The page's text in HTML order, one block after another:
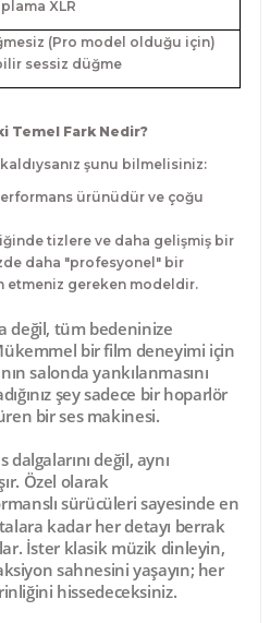
XLR
(Pro model olduğu için)
sessiz düğme
Temel Fark Nedir?
şunu bilmelisiniz:
ürünüdür ve çoğu
tizlere ve daha gelişmiş bir
daha "profesyonel" bir
etmeniz gereken modeldir.
değil, tüm bedeninize
bir film deneyimi için
salonda yankılanmasını
şey sadece bir hoparlör
bir ses makinesi.
değil, aynı
Özel olarak
sürücüleri sayesinde en
kadar her detayı berrak
İster klasik müzik dinleyin,
sahnesini yaşayın; her
hissedeceksiniz.